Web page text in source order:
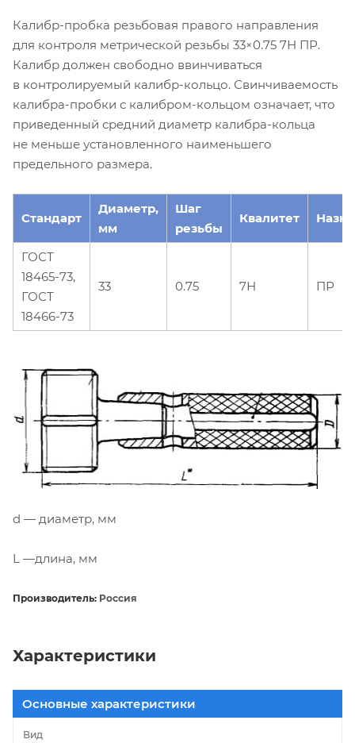
Калибр-пробка резьбовая правого направления
для контроля метрической резьбы 33×0.75 7Н ПР.
Калибр должен свободно ввинчиваться
в контролируемый калибр-кольцо. Свинчиваемость
калибра-пробки с калибром-кольцом означает, что
приведенный средний диаметр калибра-кольца
не меньше установленного наименьшего
предельного размера.
Стандарт
Диаметр,
мм
Шаг
резьбы
Квалитет
ГОСТ
18465-73,
ГОСТ
18466-73
33 0.75 7Н ПР
d — диаметр, мм
L —длина, мм
Производитель: Россия
Характеристики
Основные характеристики
Вид